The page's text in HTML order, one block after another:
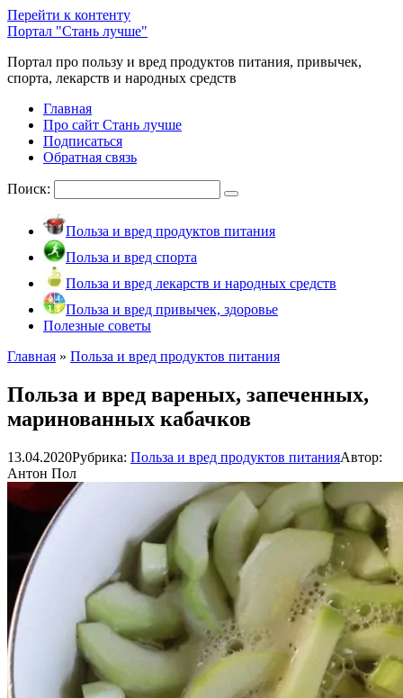
Перейти к контенту
Портал "Стань лучше"
Портал про пользу и вред продуктов питания, привычек,
спорта, лекарств и народных средств
Главная
Про сайт Стань лучше
Подписаться
Обратная связь
Поиск:
Польза и вред продуктов питания
Польза и вред спорта
Польза и вред лекарств и народных средств
Польза и вред привычек, здоровье
Полезные советы
Главная » Польза и вред продуктов питания
Польза и вред вареных, запеченных,
маринованных кабачков
13.04.2020Рубрика: Польза и вред продуктов питанияАвтор:
Антон Пол